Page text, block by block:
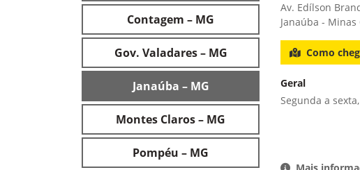
Contagem – MG
Gov. Valadares – MG
Janaúba – MG
Montes Claros – MG
Pompéu – MG
Av. Edílson
Janaúba - Minas
Como
Geral
Segunda a